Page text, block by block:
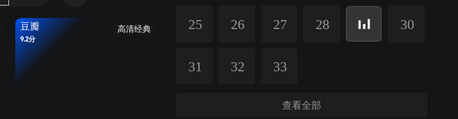
25 26 27 28 30
31 32 33
查看全部
高清经典
豆瓣
9.2分